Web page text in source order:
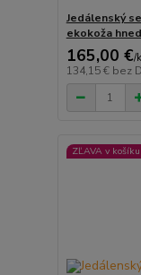
Jedálenský
ekokoža
165,00 €/
134,15 € bez
ZĽAVA v